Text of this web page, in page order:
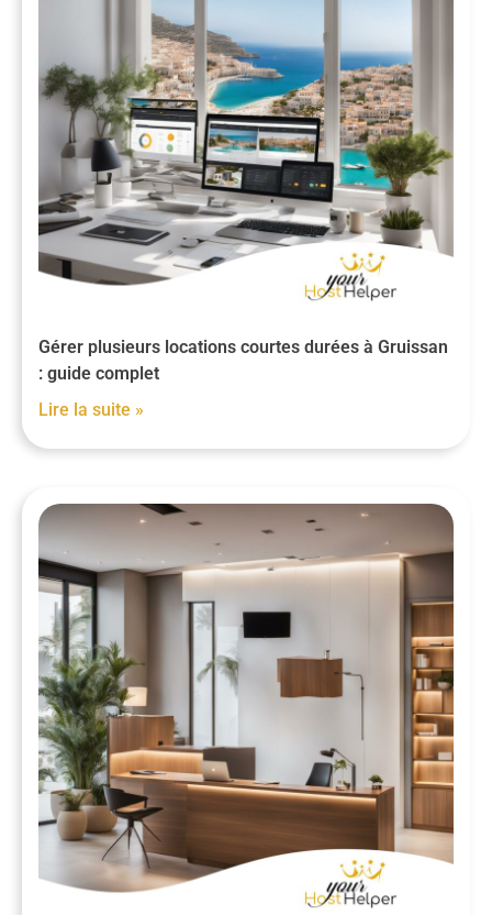
Gérer plusieurs locations courtes durées à Gruissan
: guide complet
Lire la suite »